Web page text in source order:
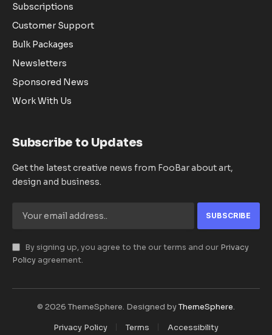
Subscriptions
Customer Support
Bulk Packages
Newsletters
Sponsored News
Work With Us
Subscribe to Updates
Get the latest creative news from FooBar about art,
design and business.
By signing up, you agree to the our terms and our Privacy
Policy agreement.
© 2026 ThemeSphere. Designed byThemeSphere.
Privacy Policy
Terms Accessibility